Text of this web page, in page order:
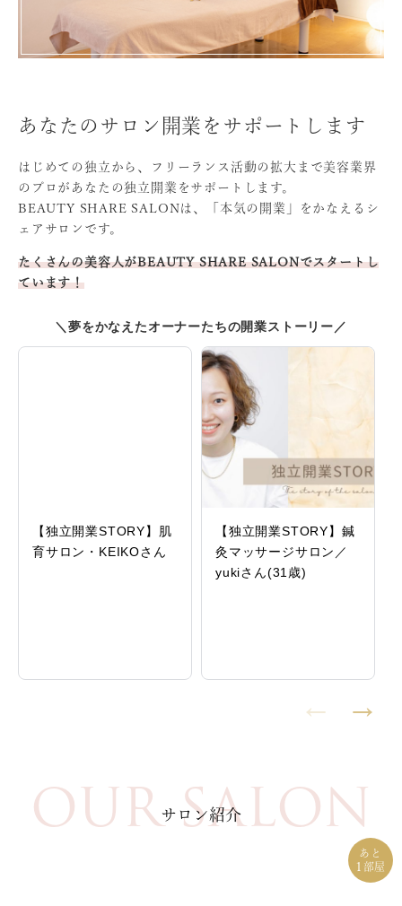
＼夢をかなえたオーナーたちの開業ストーリー／
【独立開業STORY】肌
育サロン・KEIKOさん
【独立開業STORY】鍼
灸マッサージサロン／
yukiさん(31歳)
あなたのサロン開業をサポートします
はじめての独立から、フリーランス活動の拡大まで美容業界
のプロがあなたの独立開業をサポートします。
BEAUTY SHARE SALONは、「本気の開業」をかなえる シ
ェアサロンです。
たくさんの美容人がBEAUTY SHARE SALONでスタートし
ています！
OUR SALON
サロン紹介
あと
1 部屋